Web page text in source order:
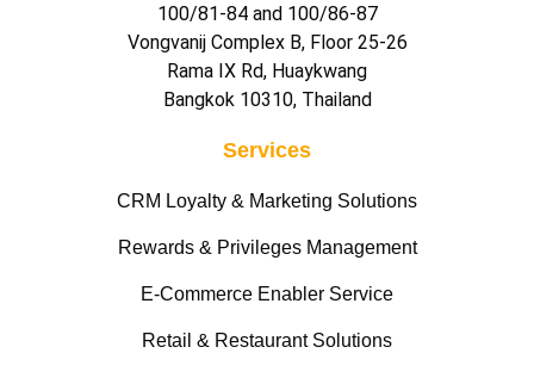
100/81-84 and 100/86-87
Vongvanij Complex B, Floor 25-26
Rama IX Rd, Huaykwang
Bangkok 10310, Thailand
Services
CRM Loyalty & Marketing Solutions
Rewards & Privileges Management
E-Commerce Enabler Service
Retail & Restaurant Solutions